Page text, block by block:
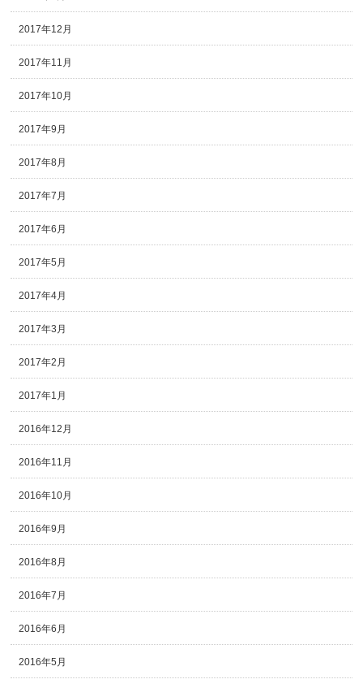
2017年12月
2017年11月
2017年10月
2017年9月
2017年8月
2017年7月
2017年6月
2017年5月
2017年4月
2017年3月
2017年2月
2017年1月
2016年12月
2016年11月
2016年10月
2016年9月
2016年8月
2016年7月
2016年6月
2016年5月